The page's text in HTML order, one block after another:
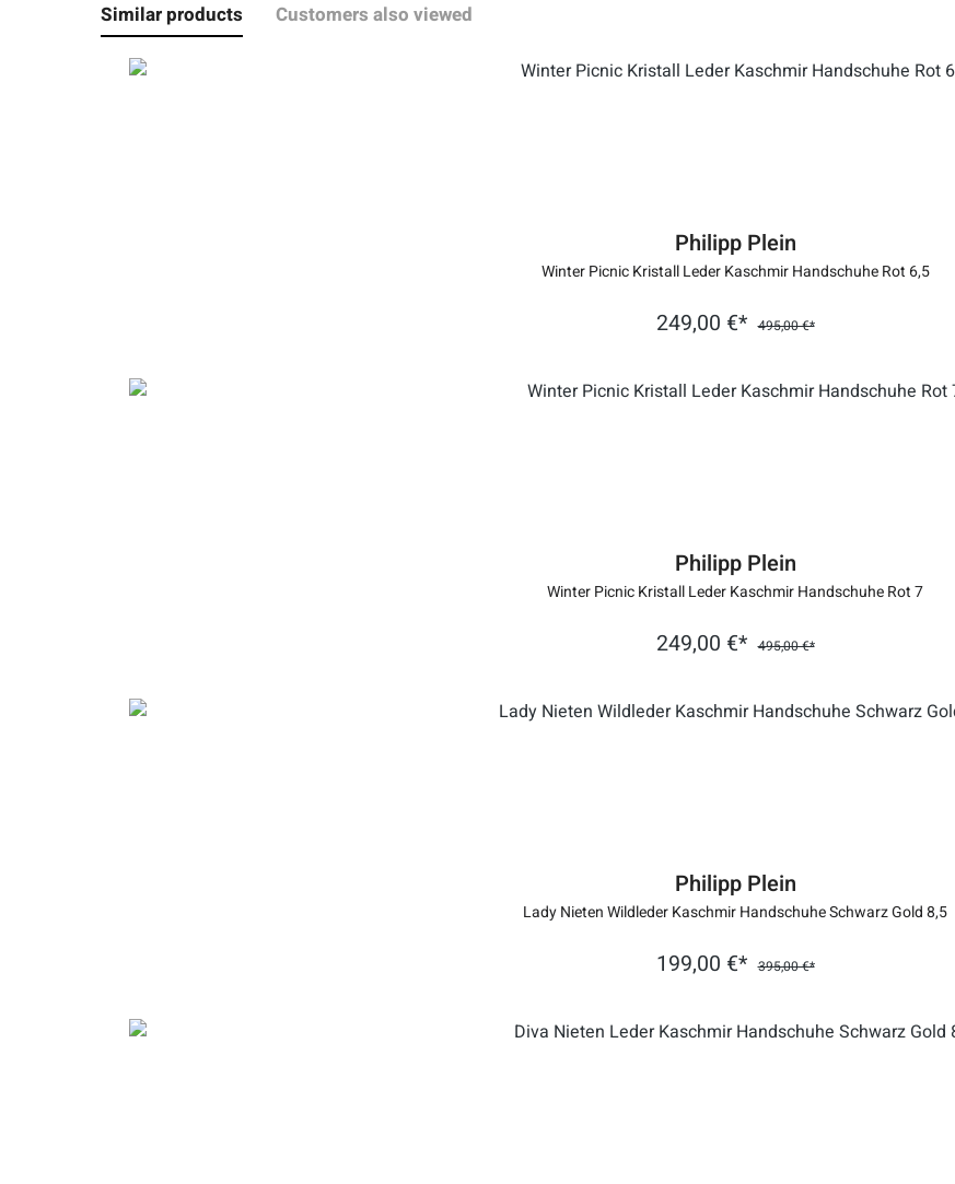
Similar products Customers also viewed
Philipp Plein
Winter Picnic Kristall Leder Kaschmir Handschuhe Rot 6,5
249,00 €* 495,00 €*
Philipp Plein
Winter Picnic Kristall Leder Kaschmir Handschuhe Rot 7
249,00 €* 495,00 €*
Philipp Plein
Lady Nieten Wildleder Kaschmir Handschuhe Schwarz Gold 8,5
199,00 €* 395,00 €*